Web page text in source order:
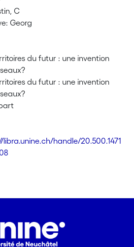
C
Georg
du futur : une invention
du futur : une invention
libra.unine.ch/handle/20.500.1471